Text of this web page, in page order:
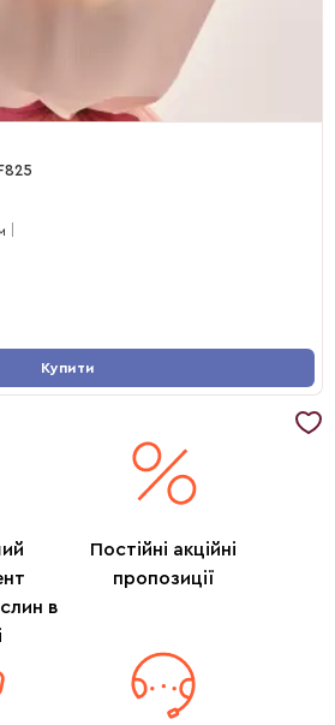
Купити
в
Постійні акційні
пропозиції